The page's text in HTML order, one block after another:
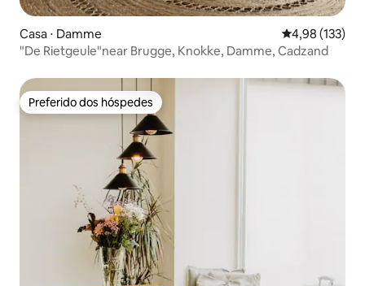
Casa ⋅ Damme 4,98 de uma
4,98 (133)
"De Rietgeule"near Brugge, Knokke, Damme, Cadzand
Preferido dos hóspedes
Preferido dos hóspedes